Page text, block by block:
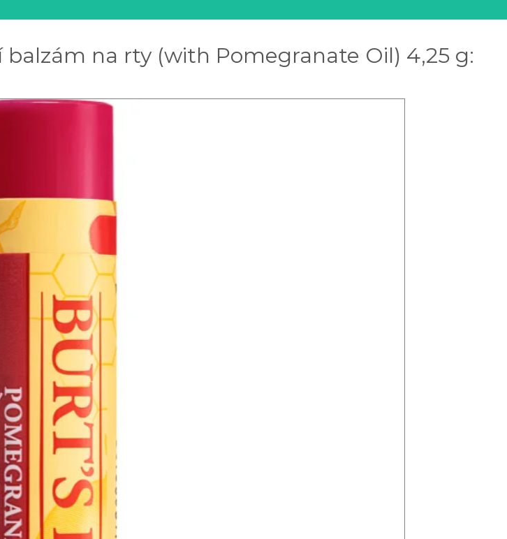
balzám na rty (with Pomegranate Oil) 4,25 g: